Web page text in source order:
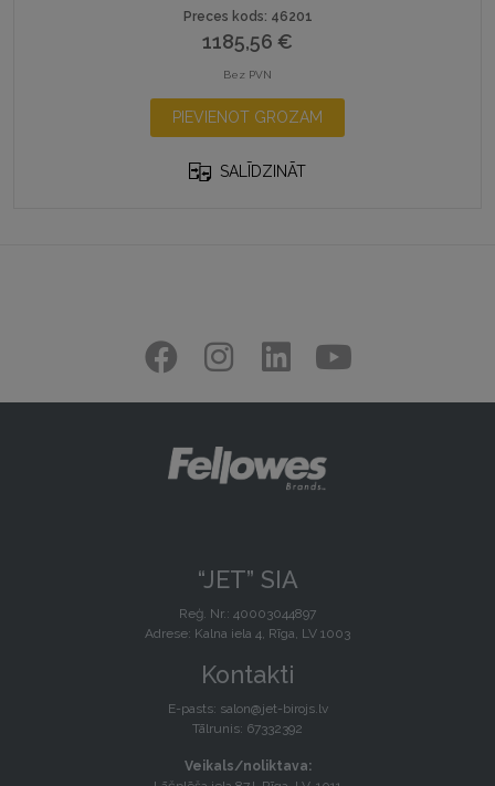
Preces kods: 46201
1185,56 €
Bez PVN
PIEVIENOT GROZAM
SALĪDZINĀT
“JET” SIA
Reģ. Nr.: 40003044897
Adrese: Kalna iela 4, Rīga, LV 1003
Kontakti
E-pasts: salon@jet-birojs.lv
Tālrunis: 67332392
Veikals/noliktava: